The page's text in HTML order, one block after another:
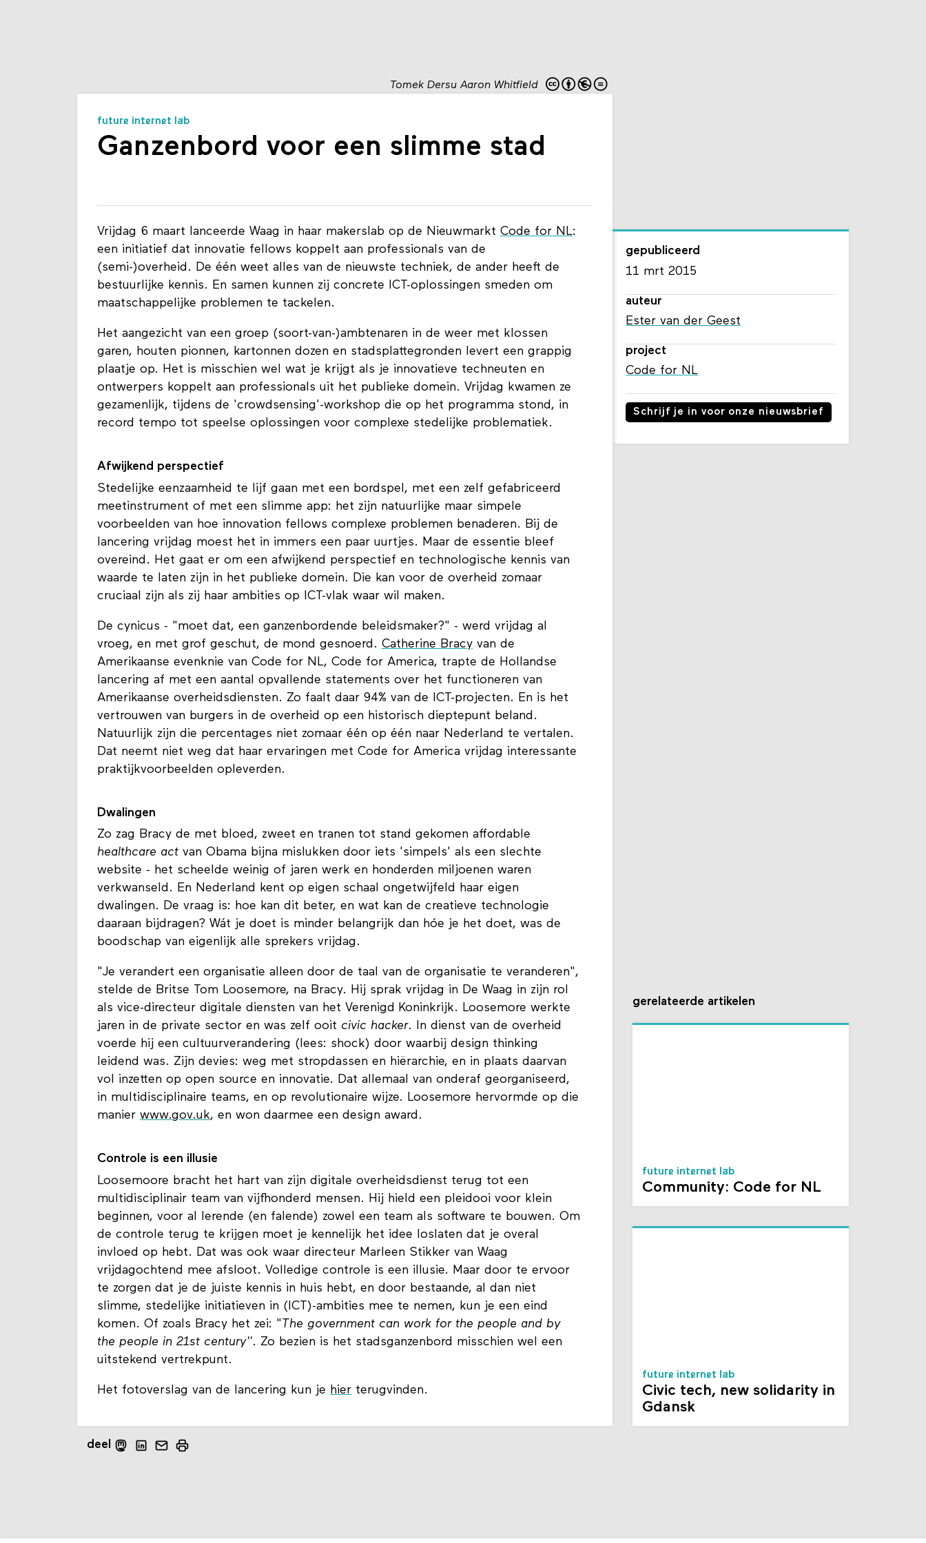
Tomek Dersu Aaron Whitfield
future internet lab
Ganzenbord voor een slimme stad
Vrijdag 6 maart lanceerde Waag in haar makerslab op de Nieuwmarkt Code for NL:
een initiatief dat innovatie fellows koppelt aan professionals van de
(semi-)overheid. De één weet alles van de nieuwste techniek, de ander heeft de
bestuurlijke kennis. En samen kunnen zij concrete ICT-oplossingen smeden om
maatschappelijke problemen te tackelen.
Het aangezicht van een groep (soort-van-)ambtenaren in de weer met klossen
garen, houten pionnen, kartonnen dozen en stadsplattegronden levert een grappig
plaatje op. Het is misschien wel wat je krijgt als je innovatieve techneuten en
ontwerpers koppelt aan professionals uit het publieke domein. Vrijdag kwamen ze
gezamenlijk, tijdens de 'crowdsensing'-workshop die op het programma stond, in
record tempo tot speelse oplossingen voor complexe stedelijke problematiek.
Afwijkend perspectief
Stedelijke eenzaamheid te lijf gaan met een bordspel, met een zelf gefabriceerd
meetinstrument of met een slimme app: het zijn natuurlijke maar simpele
voorbeelden van hoe innovation fellows complexe problemen benaderen. Bij de
lancering vrijdag moest het in immers een paar uurtjes. Maar de essentie bleef
overeind. Het gaat er om een afwijkend perspectief en technologische kennis van
waarde te laten zijn in het publieke domein. Die kan voor de overheid zomaar
cruciaal zijn als zij haar ambities op ICT-vlak waar wil maken.
De cynicus - "moet dat, een ganzenbordende beleidsmaker?" - werd vrijdag al
vroeg, en met grof geschut, de mond gesnoerd. Catherine Bracy van de
Amerikaanse evenknie van Code for NL, Code for America, trapte de Hollandse
lancering af met een aantal opvallende statements over het functioneren van
Amerikaanse overheidsdiensten. Zo faalt daar 94% van de ICT-projecten. En is het
vertrouwen van burgers in de overheid op een historisch dieptepunt beland.
Natuurlijk zijn die percentages niet zomaar één op één naar Nederland te vertalen.
Dat neemt niet weg dat haar ervaringen met Code for America vrijdag interessante
praktijkvoorbeelden opleverden.
Dwalingen
Zo zag Bracy de met bloed, zweet en tranen tot stand gekomen affordable
healthcare act van Obama bijna mislukken door iets 'simpels' als een slechte
website - het scheelde weinig of jaren werk en honderden miljoenen waren
verkwanseld. En Nederland kent op eigen schaal ongetwijfeld haar eigen
dwalingen. De vraag is: hoe kan dit beter, en wat kan de creatieve technologie
daaraan bijdragen? Wát je doet is minder belangrijk dan hóe je het doet, was de
boodschap van eigenlijk alle sprekers vrijdag.
"Je verandert een organisatie alleen door de taal van de organisatie te veranderen",
stelde de Britse Tom Loosemore, na Bracy. Hij sprak vrijdag in De Waag in zijn rol
als vice-directeur digitale diensten van het Verenigd Koninkrijk. Loosemore werkte
jaren in de private sector en was zelf ooit civic hacker. In dienst van de overheid
voerde hij een cultuurverandering (lees: shock) door waarbij design thinking
leidend was. Zijn devies: weg met stropdassen en hiërarchie, en in plaats daarvan
vol inzetten op open source en innovatie. Dat allemaal van onderaf georganiseerd,
in multidisciplinaire teams, en op revolutionaire wijze. Loosemore hervormde op die
manier www.gov.uk, en won daarmee een design award.
Controle is een illusie
Loosemoore bracht het hart van zijn digitale overheidsdienst terug tot een
multidisciplinair team van vijfhonderd mensen. Hij hield een pleidooi voor klein
beginnen, voor al lerende (en falende) zowel een team als software te bouwen. Om
de controle terug te krijgen moet je kennelijk het idee loslaten dat je overal
invloed op hebt. Dat was ook waar directeur Marleen Stikker van Waag
vrijdagochtend mee afsloot. Volledige controle is een illusie. Maar door te ervoor
te zorgen dat je de juiste kennis in huis hebt, en door bestaande, al dan niet
slimme, stedelijke initiatieven in (ICT)-ambities mee te nemen, kun je een eind
komen. Of zoals Bracy het zei: "The government can work for the people and by
the people in 21st century''. Zo bezien is het stadsganzenbord misschien wel een
uitstekend vertrekpunt.
Het fotoverslag van de lancering kun je hier terugvinden.
gepubliceerd
11 mrt 2015
auteur
Ester van der Geest
project
Code for NL
Schrijf je in voor onze nieuwsbrief
deel
gerelateerde artikelen
future internet lab
Community: Code for NL
future internet lab
Civic tech, new solidarity in
Gdansk